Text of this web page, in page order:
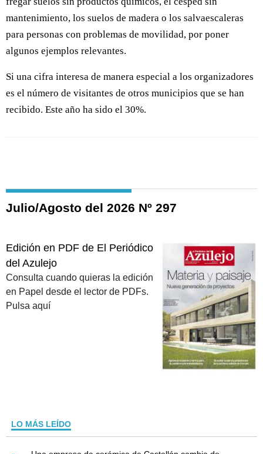
mantenimiento, los suelos de madera o los salvaescaleras
para personas con problemas de movilidad, por poner
algunos ejemplos relevantes.
Si una cifra interesa de manera especial a los organizadores
es el número de visitantes de otros municipios que se han
recibido. Este año ha sido el 30%.
Julio/Agosto del 2026 Nº 297
Edición en PDF de El Periódico
del Azulejo
Consulta cuando quieras la edición
en Papel desde el lector de PDFs.
Pulsa aquí
LO MÁS LEÍDO